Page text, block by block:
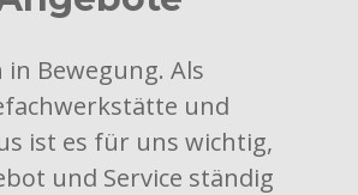
Bewegung. Als
und
ist es für uns wichtig,
und Ser­vice ständig